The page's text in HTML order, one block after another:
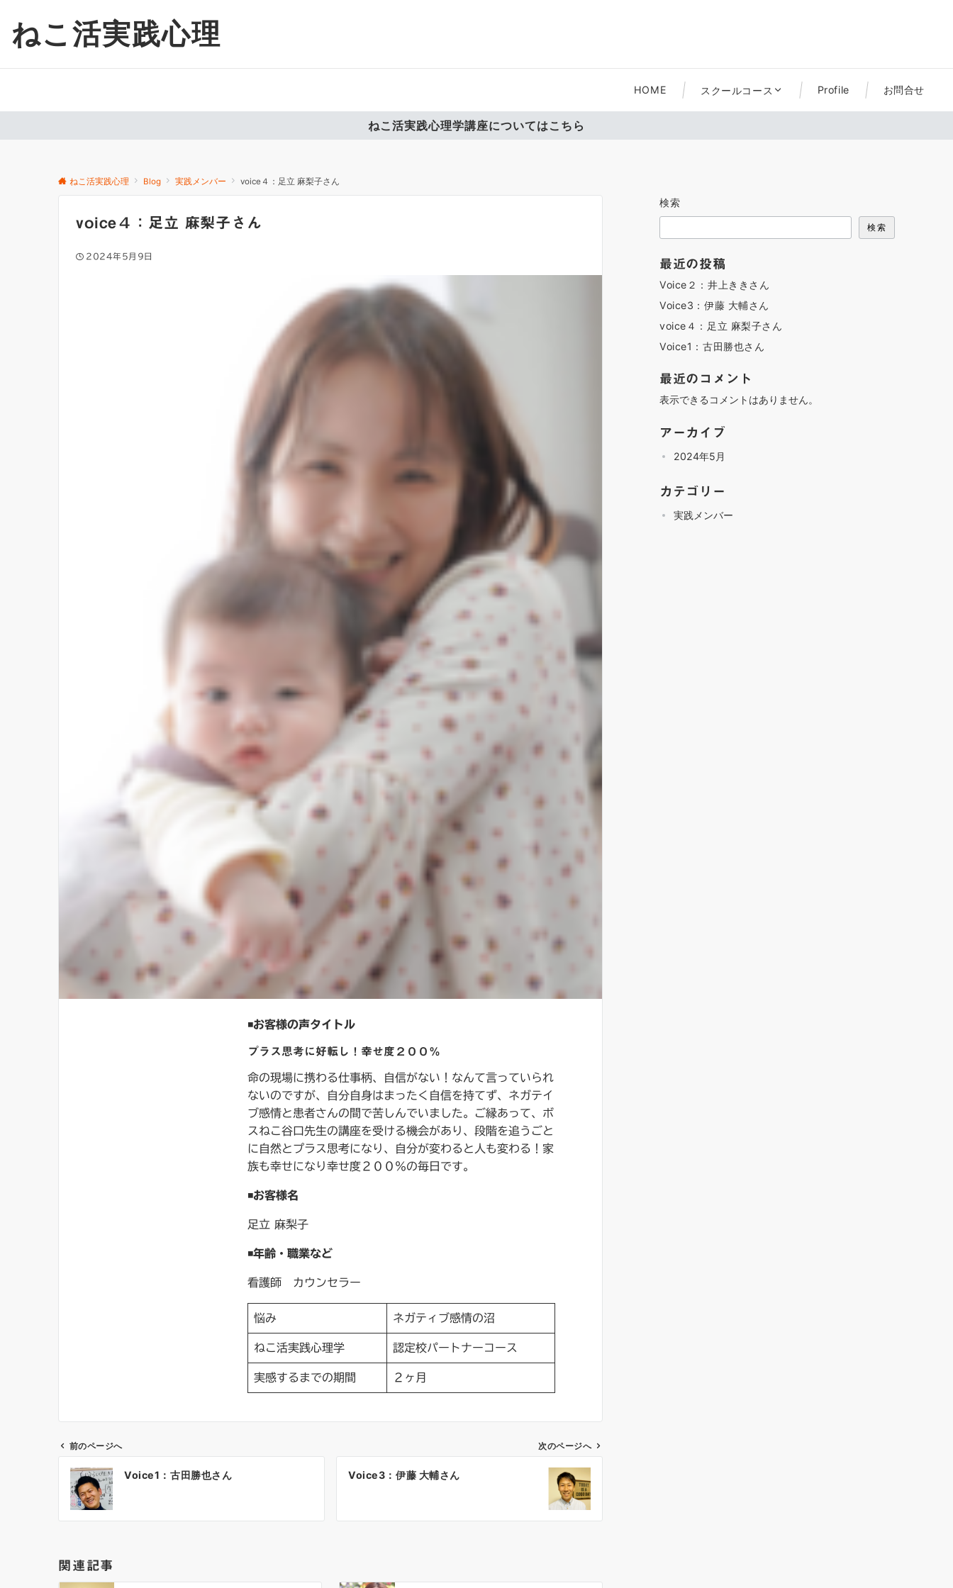
ねこ活実践心理
HOME スクールコース Profile お問合せ
ねこ活実践心理学講座についてはこちら
ねこ活実践心理 Blog 実践メンバー voice４：足立 麻梨子さん
voice４：足立 麻梨子さん
2024年5月9日
◾️お客様の声タイトル
プラス思考に好転し！幸せ度２００％
命の現場に携わる仕事柄、自信がない！なんて言っていられ
ないのですが、自分自身はまったく自信を持てず、ネガテイ
ブ感情と患者さんの間で苦しんでいました。ご縁あって、ボ
スねこ谷口先生の講座を受ける機会があり、段階を追うごと
に自然とプラス思考になり、自分が変わると人も変わる！家
族も幸せになり幸せ度２００％の毎日です。
◾️お客様名
足立 麻梨子
◾️年齢・職業など
看護師 カウンセラー
悩み ネガティブ感情の沼
ねこ活実践心理学 認定校パートナーコース
実感するまでの期間 ２ヶ月
シ
前のページへ
Voice1：古田勝也さん
次のページへ
Voice3：伊藤 大輔さん
関連記事
検索
検索
最近の投稿
Voice２：井上ききさん
Voice3：伊藤 大輔さん
voice４：足立 麻梨子さん
Voice1：古田勝也さん
最近のコメント
表示できるコメントはありません。
アーカイブ
2024年5月
カテゴリー
実践メンバー